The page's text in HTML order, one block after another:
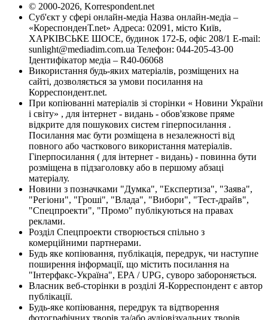
© 2000-2026, Korrespondent.net
Суб'єкт у сфері онлайн-медіа Назва онлайн-медіа –
«КореспонденТ.net» Адреса: 02091, місто Київ,
ХАРКІВСЬКЕ ШОСЕ, будинок 172-Б, офіс 208/1 E-mail:
sunlight@mediadim.com.ua Телефон: 044-205-43-00
Ідентифікатор медіа – R40-06068
Використання будь-яких матеріалів, розміщених на
сайті, дозволяється за умови посилання на
Корреспондент.net.
При копіюванні матеріалів зі сторінки « Новини України
і світу» , для інтернет - видань - обов'язкове пряме
відкрите для пошукових систем гіперпосилання .
Посилання має бути розміщена в незалежності від
повного або часткового використання матеріалів.
Гіперпосилання ( для інтернет - видань) - повинна бути
розміщена в підзаголовку або в першому абзаці
матеріалу.
Новини з позначками "Думка", "Експертиза", "Заява",
"Регіони", "Гроші", "Влада", "Вибори", "Тест-драйв",
"Спецпроекти", "Промо" публікуються на правах
реклами.
Розділ Спецпроекти створюється спільно з
комерційними партнерами.
Будь яке копіювання, публікація, передрук, чи наступне
поширення інформації, що містить посилання на
"Інтерфакс-Україна", EPA / UPG, суворо забороняється.
Власник веб-сторінки в розділі Я-Корреспондент є автор
публікації.
Будь-яке копіювання, передрук та відтворення
фотографічних творів та/або аудіовізуальних творів